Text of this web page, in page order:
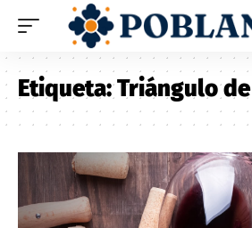
Etiqueta:Triángulo